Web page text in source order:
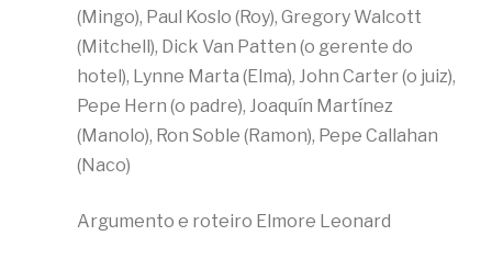
(Mingo), Paul Koslo (Roy), Gregory Walcott
(Mitchell), Dick Van Patten (o gerente do
hotel), Lynne Marta (Elma), John Carter (o juiz),
Pepe Hern (o padre), Joaquín Martínez
(Manolo), Ron Soble (Ramon), Pepe Callahan
(Naco)
Argumento e roteiro Elmore Leonard